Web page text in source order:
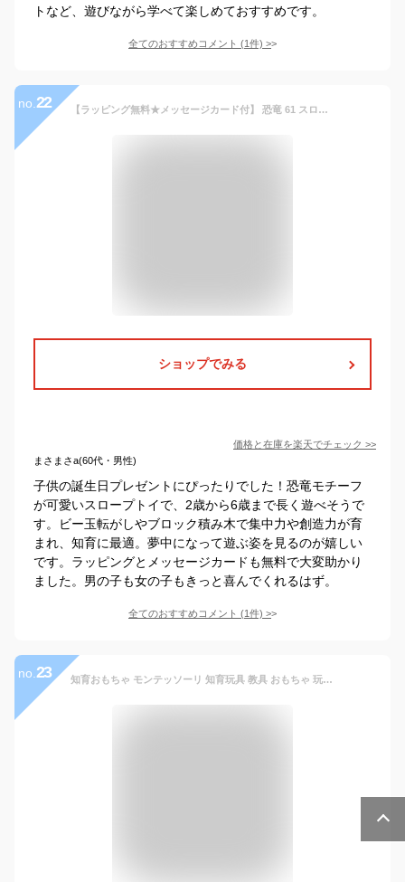
トなど、遊びながら学べて楽しめておすすめです。
全てのおすすめコメント (1件) >
no. 22 【ラッピング無料★メッセージカード付】 恐竜 61 スロープトイ ビーズコースター スロープ ビー玉 転がし ブロック 積み木 おもちゃ 知育おもちゃ 玩具 知育玩具 2歳 3歳 4歳 5歳 6歳 女の子 男の子 子供 誕生日プレゼント プレゼント 送料無料
ショップでみる
価格と在庫を楽天でチェック >>
まさまさa(60代・男性)
子供の誕生日プレゼントにぴったりでした！恐竜モチーフ
が可愛いスロープトイで、2歳から6歳まで長く遊べそうで
す。ビー玉転がしやブロック積み木で集中力や創造力が育
まれ、知育に最適。夢中になって遊ぶ姿を見るのが嬉しい
です。ラッピングとメッセージカードも無料で大変助かり
ました。男の子も女の子もきっと喜んでくれるはず。
全てのおすすめコメント (1件) >
no. 23 知育おもちゃ モンテッソーリ 知育玩具 教具 おもちゃ 玩具 1歳 2歳 3歳 積み木 6ピース 12ピース つみき ブロック 型はめ 出産祝い ギフト 誕生日 プレゼント